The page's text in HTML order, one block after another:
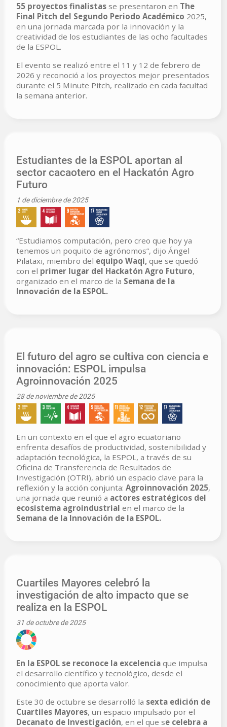
55 proyectos finalistas se presentaron en The
Final Pitch del Segundo Periodo Académico 2025,
en una jornada marcada por la innovación y la
creatividad de los estudiantes de las ocho facultades
de la ESPOL.
El evento se realizó entre el 11 y 12 de febrero de
2026 y reconoció a los proyectos mejor presentados
durante el 5 Minute Pitch, realizado en cada facultad
la semana anterior.
Estudiantes de la ESPOL aportan al
sector cacaotero en el Hackatón Agro
Futuro
1 de diciembre de 2025
“Estudiamos computación, pero creo que hoy ya
tenemos un poquito de agrónomos”, dijo Ángel
Pilataxi, miembro del equipo Waqi, que se quedó
con el primer lugar del Hackatón Agro Futuro,
organizado en el marco de la Semana de la
Innovación de la ESPOL.
El futuro del agro se cultiva con ciencia e
innovación: ESPOL impulsa
Agroinnovación 2025
28 de noviembre de 2025
En un contexto en el que el agro ecuatoriano
enfrenta desafíos de productividad, sostenibilidad y
adaptación tecnológica, la ESPOL, a través de su
Oficina de Transferencia de Resultados de
Investigación (OTRI), abrió un espacio clave para la
reflexión y la acción conjunta: Agroinnovación 2025,
una jornada que reunió a actores estratégicos del
ecosistema agroindustrial en el marco de la
Semana de la Innovación de la ESPOL.
Cuartiles Mayores celebró la
investigación de alto impacto que se
realiza en la ESPOL
31 de octubre de 2025
En la ESPOL se reconoce la excelencia que impulsa
el desarrollo científico y tecnológico, desde el
conocimiento que aporta valor.
Este 30 de octubre se desarrolló la sexta edición de
Cuartiles Mayores, un espacio impulsado por el
Decanato de Investigación, en el que se celebra a